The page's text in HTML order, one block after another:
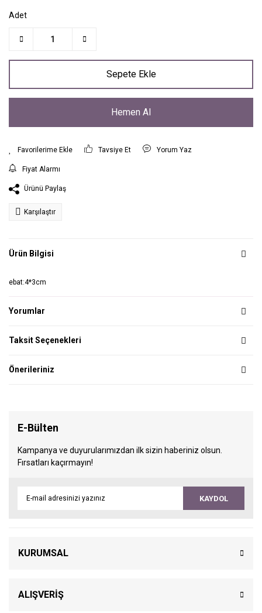
Adet
Sepete Ekle
Hemen Al
Tavsiye Et Yorum Yaz
Fiyat Alarmı
Ürünü Paylaş
Karşılaştır
Ürün Bilgisi
ebat:4*3cm
Yorumlar
Taksit Seçenekleri
Önerileriniz
E-Bülten
Kampanya ve duyurularımızdan ilk sizin haberiniz olsun.
Fırsatları kaçırmayın!
KAYDOL
KURUMSAL
ALIŞVERİŞ